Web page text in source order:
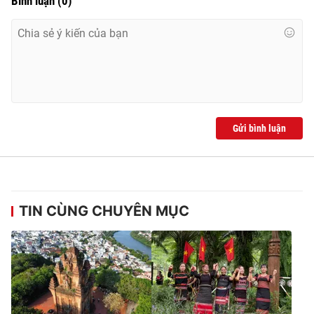
Gửi bình luận
TIN CÙNG CHUYÊN MỤC